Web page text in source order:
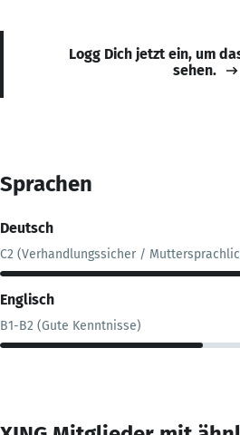
Logg Dich jetzt ein, um
sehen.
Sprachen
Deutsch
C2 (Verhandlungssicher /
Englisch
B1-B2 (Gute Kenntnisse)